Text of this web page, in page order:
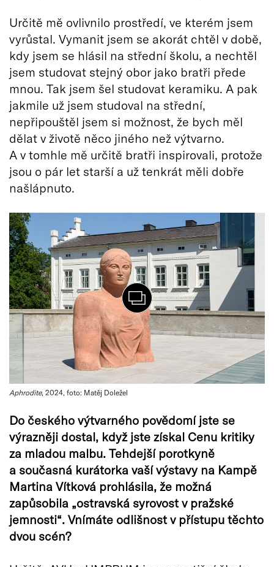
Určitě mě ovlivnilo prostředí, ve kterém jsem
vyrůstal. Vymanit jsem se akorát chtěl v době,
kdy jsem se hlásil na střední školu, a nechtěl
jsem studovat stejný obor jako bratři přede
mnou. Tak jsem šel studovat keramiku. A pak
jakmile už jsem studoval na střední,
nepřipouštěl jsem si možnost, že bych měl
dělat v životě něco jiného než výtvarno.
A v tomhle mě určitě bratři inspirovali, protože
jsou o pár let starší a už tenkrát měli dobře
našlápnuto.
Aphrodite, 2024, foto: Matěj Doležel
Do českého výtvarného povědomí jste se
výrazněji dostal, když jste získal Cenu kritiky
za mladou malbu. Tehdejší porotkyně
a současná kurátorka vaší výstavy na Kampě
Martina Vítková prohlásila, že možná
zapůsobila „ostravská syrovost v pražské
jemnosti“. Vnímáte odlišnost v přístupu těchto
dvou scén?